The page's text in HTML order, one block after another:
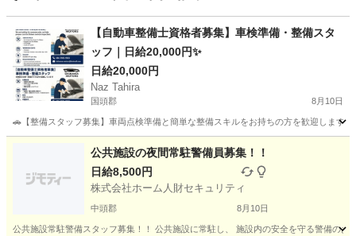
【自動車整備士資格者募集】車検準備・整備スタ
ッフ｜日給20,000円✨
日給20,000円
Naz Tahira
国頭郡 8月10日
🚗【整備スタッフ募集】車両点検準備と簡単な整備スキルをお持ちの方を歓迎します
その他
公共施設の夜間常駐警備員募集！！
日給8,500円
株式会社ホーム人財セキュリティ
中頭郡 8月10日
公共施設常駐警備スタッフ募集！！ 公共施設に常駐し、 施設内の安全を守る警備の